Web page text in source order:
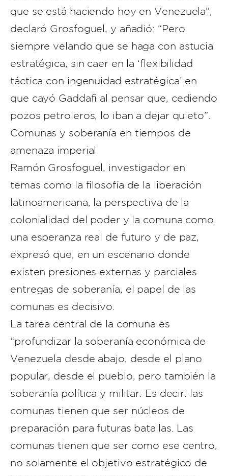
que se está haciendo hoy en Venezuela”,
declaró Grosfoguel, y añadió: “Pero
siempre velando que se haga con astucia
estratégica, sin caer en la ‘flexibilidad
táctica con ingenuidad estratégica’ en
que cayó Gaddafi al pensar que, cediendo
pozos petroleros, lo iban a dejar quieto”.
Comunas y soberanía en tiempos de
amenaza imperial
Ramón Grosfoguel, investigador en
temas como la filosofía de la liberación
latinoamericana, la perspectiva de la
colonialidad del poder y la comuna como
una esperanza real de futuro y de paz,
expresó que, en un escenario donde
existen presiones externas y parciales
entregas de soberanía, el papel de las
comunas es decisivo.
La tarea central de la comuna es
“profundizar la soberanía económica de
Venezuela desde abajo, desde el plano
popular, desde el pueblo, pero también la
soberanía política y militar. Es decir: las
comunas tienen que ser núcleos de
preparación para futuras batallas. Las
comunas tienen que ser como ese centro,
no solamente el objetivo estratégico de